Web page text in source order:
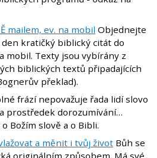
mailem, ev. na mobil Objednejte
den kratičký biblický citát do
mobil. Texty jsou vybírány z
biblických textů připadajících
překlad).
frází nepovažuje řada lidí slovo
prostředek dorozumívání…
Božím slově a o Bibli.
a měnit i tvůj život Bůh se
originálním způsobem. Má své